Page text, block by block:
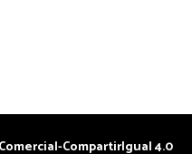
CompartirIgual 4.0